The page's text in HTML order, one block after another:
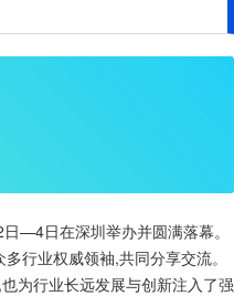
—4日在深圳举办并圆满落幕。
行业权威领袖,共同分享交流。
为行业长远发展与创新注入了强